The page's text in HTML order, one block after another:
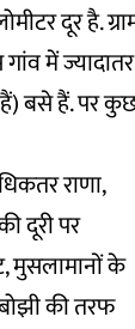
दूर है.
में ज्यादातर
हैं) बसे हैं. पर
राणा,
दूरी पर
मुसलामानों के
की तरफ